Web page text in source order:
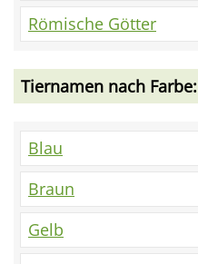
Römische Götter
Tiernamen nach Farbe:
Blau
Braun
Gelb